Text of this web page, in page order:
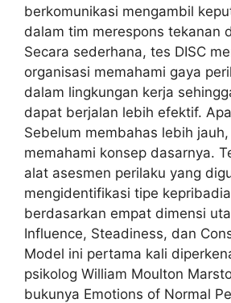
berkomunikasi mengambil
dalam tim merespons tekanan
Secara sederhana, tes DISC
organisasi memahami gaya
dalam lingkungan kerja
dapat berjalan lebih efektif.
Sebelum membahas lebih
memahami konsep dasarnya.
alat asesmen perilaku yang
mengidentifikasi tipe
berdasarkan empat dimensi
Influence, Steadiness, dan
Model ini pertama kali
psikolog William Moulton
bukunya Emotions of Normal